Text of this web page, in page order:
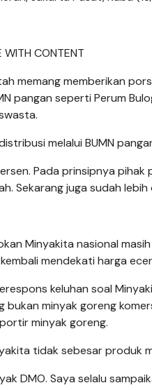
WITH CONTENT
memang memberikan
pangan seperti Perum
melalui BUMN
Pada prinsipnya
Sekarang juga sudah
Minyakita nasional
mendekati harga
keluhan soal
bukan minyak goreng
minyak goreng.
tidak sebesar produk
DMO. Saya selalu